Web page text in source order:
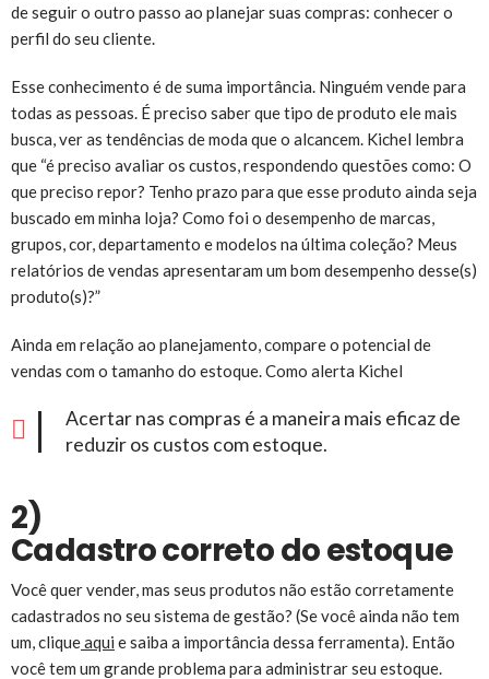
de seguir o outro passo ao planejar suas compras: conhecer o
perfil do seu cliente.
Esse conhecimento é de suma importância. Ninguém vende para
todas as pessoas. É preciso saber que tipo de produto ele mais
busca, ver as tendências de moda que o alcancem. Kichel lembra
que “é preciso avaliar os custos, respondendo questões como: O
que preciso repor? Tenho prazo para que esse produto ainda seja
buscado em minha loja? Como foi o desempenho de marcas,
grupos, cor, departamento e modelos na última coleção? Meus
relatórios de vendas apresentaram um bom desempenho desse(s)
produto(s)?”
Ainda em relação ao planejamento, compare o potencial de
vendas com o tamanho do estoque. Como alerta Kichel
Acertar nas compras é a maneira mais eficaz de
reduzir os custos com estoque.
2)
Cadastro correto do estoque
Você quer vender, mas seus produtos não estão corretamente
cadastrados no seu sistema de gestão? (Se você ainda não tem
um, cliqueaqui e saiba a importância dessa ferramenta). Então
você tem um grande problema para administrar seu estoque.